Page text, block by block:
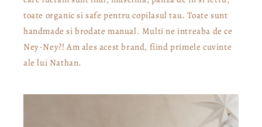
toate organic si safe pentru copilasul tau. Toate sunt
handmade si brodate manual. Multi ne intreaba de ce
Ney-Ney?! Am ales acest brand, fiind primele cuvinte
ale lui Nathan.